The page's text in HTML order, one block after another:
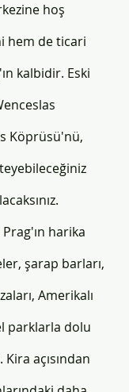
hoş
hem de ticari
kalbidir. Eski
Köprüsü'nü,
harika
şarap barları,
Amerikalı
parklarla dolu
açısından